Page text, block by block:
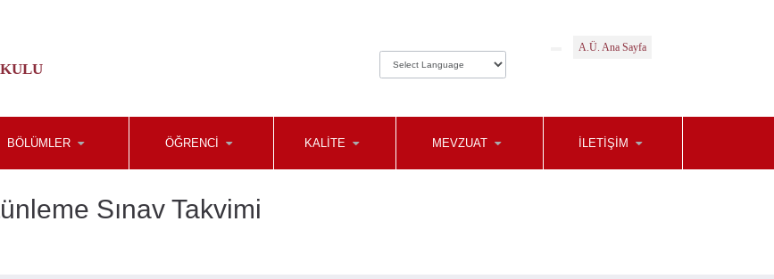
A.Ü. Ana Sayfa
BÖLÜMLER ÖĞRENCI KALITE MEVZUAT İLETIŞIM
Sınav Takvimi